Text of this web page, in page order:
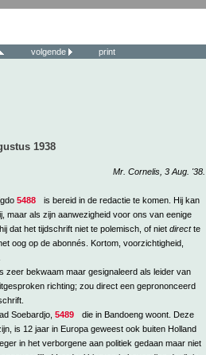
volgende print
1938
Mr. Cornelis, 3 Aug. '38.
5488
is bereid in de redactie te komen. Hij kan
maar als zijn aanwezigheid voor ons van eenige
dat het tijdschrift niet te polemisch, of niet directte
oog op de abonnés. Kortom, voorzichtigheid,
zeer bekwaam maar gesignaleerd als leider van
richting; zou direct een geprononceerd
Soebardjo, 5489
die in Bandoeng woont. Deze
is 12 jaar in Europa geweest ook buiten Holland
in het verborgene aan politiek gedaan maar niet